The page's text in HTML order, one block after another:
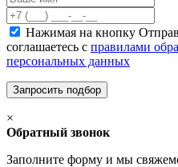
Нажимая на кнопку
соглашаетесь с правилами
персональных данных
×
Обратный звонок
Заполните форму и мы